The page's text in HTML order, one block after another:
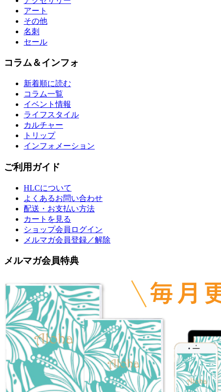
アート
その他
名刺
セール
コラム＆インフォ
新着順に読む
コラム一覧
イベント情報
ライフスタイル
カルチャー
トリップ
インフォメーション
ご利用ガイド
HLCについて
よくあるお問い合わせ
配送・お支払い方法
カートを見る
ショップ会員ログイン
メルマガ会員登録／解除
メルマガ会員特典